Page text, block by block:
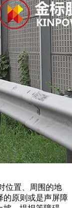
位置、周围的地
的原则或是声屏障